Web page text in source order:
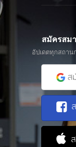
สมัครสม
อัปเดตทุกสถา
ส